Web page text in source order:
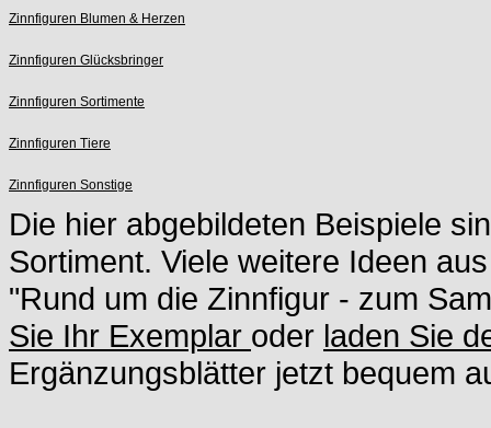
Zinnfiguren Blumen & Herzen
Zinnfiguren Glücksbringer
Zinnfiguren Sortimente
Zinnfiguren Tiere
Zinnfiguren Sonstige
Die hier abgebildeten Beispiele
Sortiment. Viele weitere Ideen
"Rund um die Zinnfigur - zum
Sie Ihr Exemplar oder laden Sie
Ergänzungsblätter jetzt bequem